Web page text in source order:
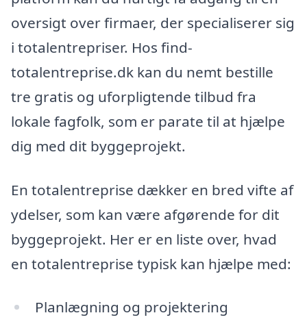
oversigt over firmaer, der specialiserer sig
i totalentrepriser. Hos find-
totalentreprise.dk kan du nemt bestille
tre gratis og uforpligtende tilbud fra
lokale fagfolk, som er parate til at hjælpe
dig med dit byggeprojekt.
En totalentreprise dækker en bred vifte af
ydelser, som kan være afgørende for dit
byggeprojekt. Her er en liste over, hvad
en totalentreprise typisk kan hjælpe med:
Planlægning og projektering